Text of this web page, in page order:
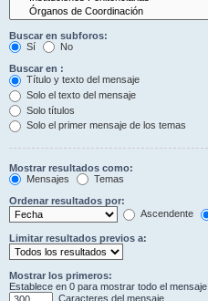
Buscar en subforos:
Sí
No
Buscar en :
Título y texto del mensaje
Solo el texto del mensaje
Solo títulos
Solo el primer mensaje de los temas
Mostrar resultados como:
Mensajes
Temas
Ordenar resultados por:
Ascendente
Limitar resultados previos a:
Mostrar los primeros:
Establece en 0 para mostrar todo el mensaje.
Caracteres del mensaje